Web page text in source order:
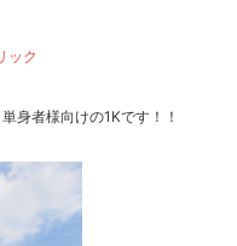
ック
者様向けの1Kです！！